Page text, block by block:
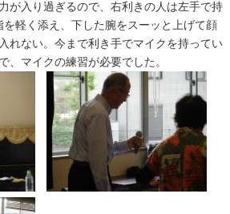
が入り過ぎるので、右利きの人は左手で持
軽く添え、下した腕をスーッと上げて顔
れない。今まで利き手でマイクを持ってい
、マイクの練習が必要でした。